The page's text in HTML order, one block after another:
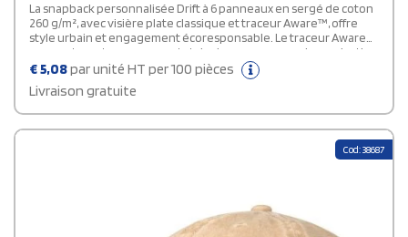
La snapback personnalisée Drift à 6 panneaux en sergé de coton
260 g/m², avec visière plate classique et traceur Aware™, offre
style urbain et engagement écoresponsable. Le traceur Aware™,
assurant une transparence totale de son parcours de production
responsable.
€5,08par unité HT per 100 pièces
Livraison gratuite
Cod: 38687